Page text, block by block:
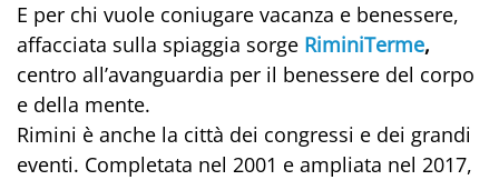
E per chi vuole coniugare vacanza e benessere,
affacciata sulla spiaggia sorge RiminiTerme,
centro all’avanguardia per il benessere del corpo
e della mente.
Rimini è anche la città dei congressi e dei grandi
eventi. Completata nel 2001 e ampliata nel 2017,